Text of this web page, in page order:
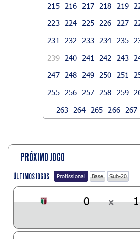
215
216 217 218 219
223
224 225 226 227
231
232 233 234 235
239
240 241 242 243
247
248 249 250 251
255
256 257 258 259
263
264 265 266 267
PRÓXIMO JOGO
ÚLTIMOS JOGOS Profissional Base Sub-20
0 x 1